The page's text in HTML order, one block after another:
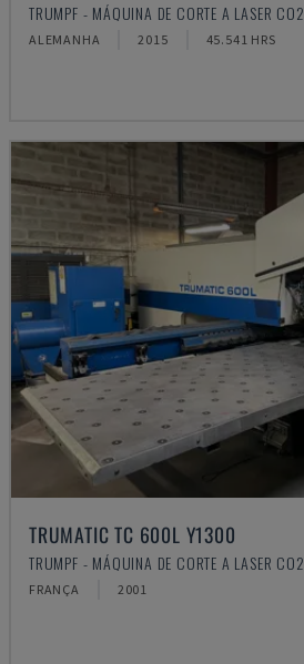
TRUMPF - MÁQUINA DE CORTE A LASER CO2
ALEMANHA 2015 45.541 HRS
TRUMATIC TC 600L Y1300
TRUMPF - MÁQUINA DE CORTE A LASER CO2
FRANÇA 2001